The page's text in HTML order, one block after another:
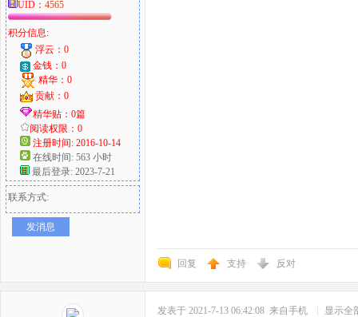
UID： 4565
积分信息:
浮云：0
金钱：0
精华：0
贡献：0
精华贴：0篇
阅读权限：0
注册时间: 2016-10-14
在线时间: 563 小时
最后登录: 2023-7-21
联系方式:
发消息
回复 支持 反对
发表于 2021-7-13 06:42:08 来自手机 显示全